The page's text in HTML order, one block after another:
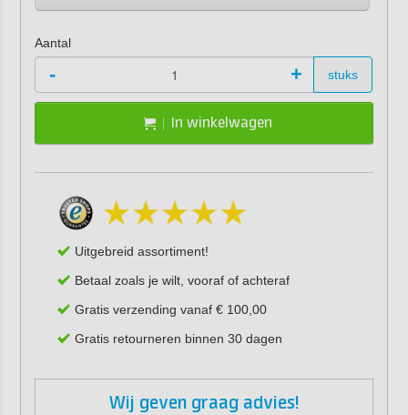
Aantal
- + stuks
In winkelwagen
Uitgebreid assortiment!
Betaal zoals je wilt, vooraf of achteraf
Gratis verzending vanaf € 100,00
Gratis retourneren binnen 30 dagen
Wij geven graag advies!